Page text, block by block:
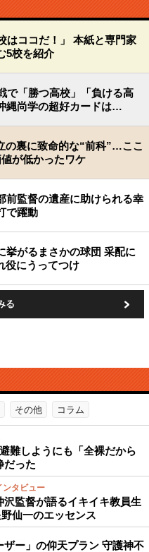
はココだ！」 本紙と専門家
5校を紹介
で「勝つ高校」「負ける高
縄尚学の超好カードは…
の裏に致命的な“前科”…ここ
が低かったワケ
前監督の遺産に助けられる幸
で躍動
挙がるまさかの球団 采配に
役にうってつけ
る
その他 コラム
難しようにも「全裸だから
だった
ンタビュー
監督が語るイキイキ教員生
仙一のエッセンス
ー」の仰天プラン 守護神不